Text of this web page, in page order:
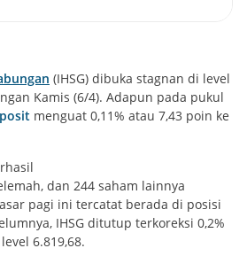
(IHSG) dibuka stagnan di level
Kamis (6/4). Adapun pada pukul
menguat 0,11% atau 7,43 poin ke
dan 244 saham lainnya
pagi ini tercatat berada di posisi
IHSG ditutup terkoreksi 0,2%
6.819,68.